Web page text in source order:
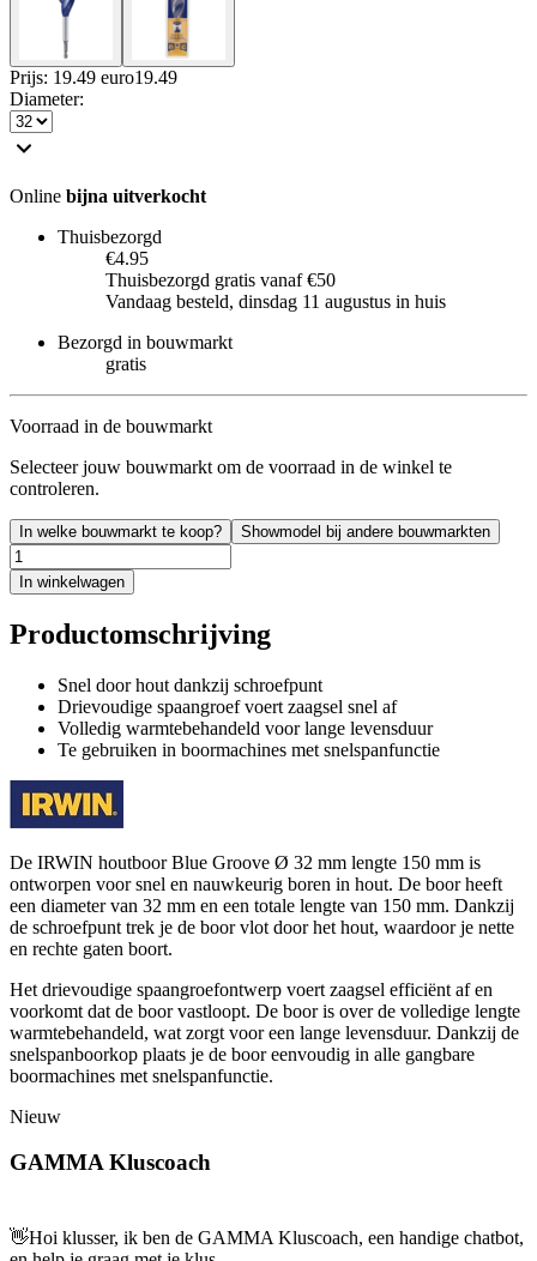
Prijs: 19.49 euro19.49
Diameter:
Online bijna uitverkocht
Thuisbezorgd
€4.95
Thuisbezorgd gratis vanaf €50
Vandaag besteld, dinsdag 11 augustus in huis
Bezorgd in bouwmarkt
gratis
Voorraad in de bouwmarkt
Selecteer jouw bouwmarkt om de voorraad in de winkel te
controleren.
In welke bouwmarkt te koop? Showmodel bij andere bouwmarkten
In winkelwagen
Productomschrijving
Snel door hout dankzij schroefpunt
Drievoudige spaangroef voert zaagsel snel af
Volledig warmtebehandeld voor lange levensduur
Te gebruiken in boormachines met snelspanfunctie
De IRWIN houtboor Blue Groove Ø 32 mm lengte 150 mm is
ontworpen voor snel en nauwkeurig boren in hout. De boor heeft
een diameter van 32 mm en een totale lengte van 150 mm. Dankzij
de schroefpunt trek je de boor vlot door het hout, waardoor je nette
en rechte gaten boort.
Het drievoudige spaangroefontwerp voert zaagsel efficiënt af en
voorkomt dat de boor vastloopt. De boor is over de volledige lengte
warmtebehandeld, wat zorgt voor een lange levensduur. Dankzij de
snelspanboorkop plaats je de boor eenvoudig in alle gangbare
boormachines met snelspanfunctie.
Nieuw
GAMMA Kluscoach
👋Hoi klusser, ik ben de GAMMA Kluscoach, een handige chatbot,